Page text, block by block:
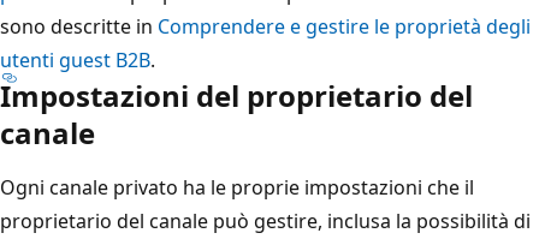
sono descritte in Comprendere e gestire le proprietà degli
utenti guest B2B.
Impostazioni del proprietario del
canale
Ogni canale privato ha le proprie impostazioni che il
proprietario del canale può gestire, inclusa la possibilità di